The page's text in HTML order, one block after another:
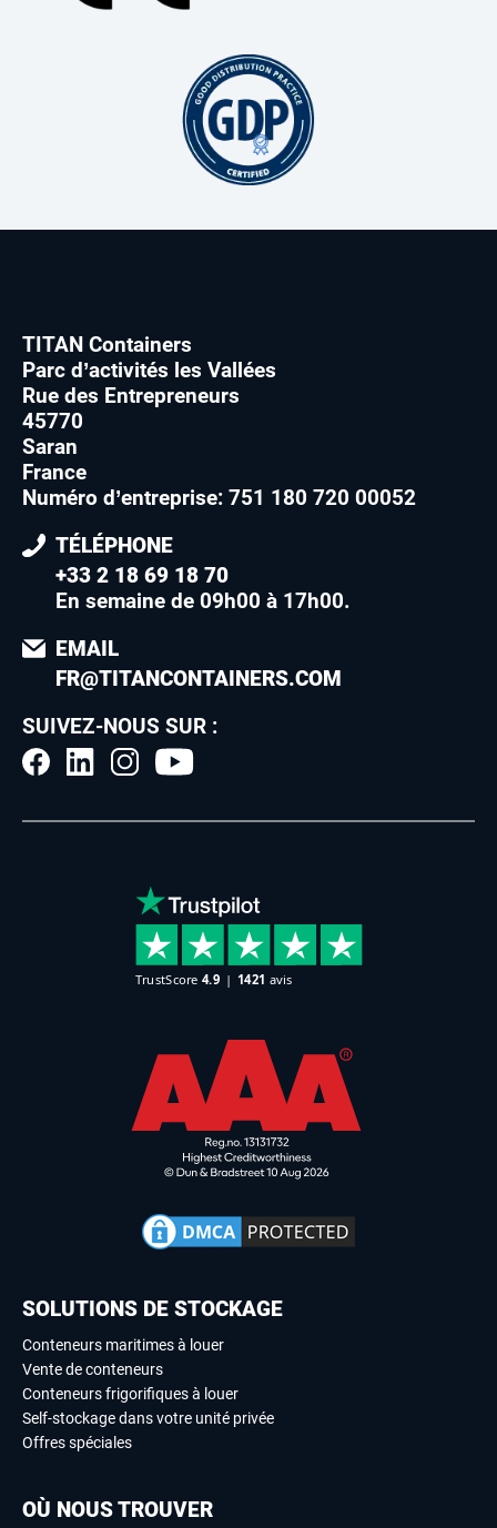
TITAN Containers
Parc d’activités les Vallées
Rue des Entrepreneurs
45770
Saran
France
Numéro d’entreprise: 751 180 720 00052
TÉLÉPHONE
+33 2 18 69 18 70
En semaine de 09h00 à 17h00.
EMAIL
FR@TITANCONTAINERS.COM
SUIVEZ-NOUS SUR :
SOLUTIONS DE STOCKAGE
Conteneurs maritimes à louer
Vente de conteneurs
Conteneurs frigorifiques à louer
Self-stockage dans votre unité privée
Offres spéciales
OÙ NOUS TROUVER